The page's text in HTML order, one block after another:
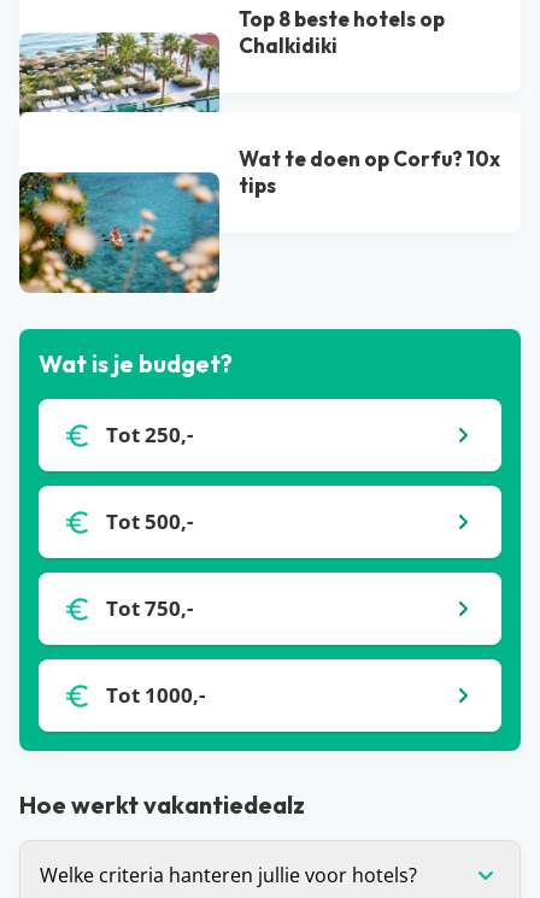
Top 8 beste hotels op
Chalkidiki
Wat te doen op Corfu? 10x
tips
Bekijk alle blogs
Wat is je budget?
Tot 250,-
Tot 500,-
Tot 750,-
Tot 1000,-
Hoe werkt vakantiedealz
Welke criteria hanteren jullie voor hotels?